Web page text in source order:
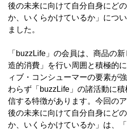
後の未来に向けて自分自身にど
か、いくらかけているか」につ
ました。
「buzzLife」の会員は、商品の
造的消費」を行い周囲と積極的
ィブ・コンシューマーの要素が
わらず「buzzLife」の諸活動に
信する特徴があります。今回の
後の未来に向けて自分自身にど
か、いくらかけているか」は、